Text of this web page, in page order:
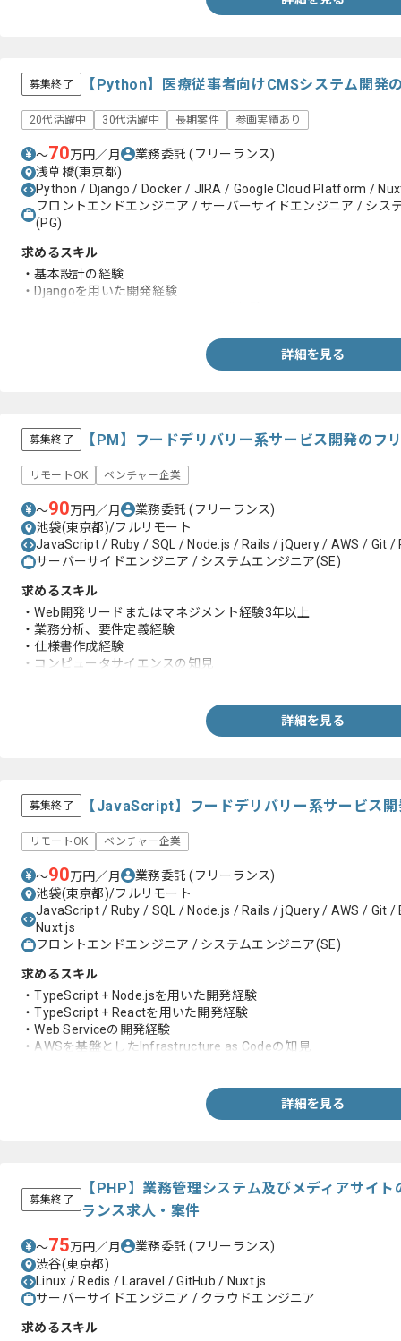
募集終了 【Python】医療従事者向けCMSシステム開発
20代活躍中 30代活躍中 長期案件 参画実績あり
〜70万円／月 業務委託(フリーランス)
浅草橋(東京都)
Python / Django / Docker / JIRA / Google Cloud Platform /
フロントエンドエンジニア / サーバーサイドエンジニア / シス
(PG)
求めるスキル
・基本設計の経験
・Djangoを用いた開発経験
詳細を見る
募集終了 【PM】フードデリバリー系サービス開発のフ
リモートOK ベンチャー企業
〜90万円／月 業務委託(フリーランス)
池袋(東京都)/フルリモート
JavaScript / Ruby / SQL / Node.js / Rails / jQuery / AWS / Git
サーバーサイドエンジニア / システムエンジニア(SE)
求めるスキル
・Web開発リードまたはマネジメント経験3年以上
・業務分析、要件定義経験
・仕様書作成経験
・コンピュータサイエンスの知見
詳細を見る
募集終了 【JavaScript】フードデリバリー系サービス
リモートOK ベンチャー企業
〜90万円／月 業務委託(フリーランス)
池袋(東京都)/フルリモート
JavaScript / Ruby / SQL / Node.js / Rails / jQuery / AWS / Git
Nuxt.js
フロントエンドエンジニア / システムエンジニア(SE)
求めるスキル
・TypeScript + Node.jsを用いた開発経験
・TypeScript + Reactを用いた開発経験
・Web Serviceの開発経験
・AWSを基盤としたInfrastructure as Codeの知見
詳細を見る
募集終了
【PHP】業務管理システム及びメディアサイ
ランス求人・案件
〜75万円／月 業務委託(フリーランス)
渋谷(東京都)
Linux / Redis / Laravel / GitHub / Nuxt.js
サーバーサイドエンジニア / クラウドエンジニア
求めるスキル